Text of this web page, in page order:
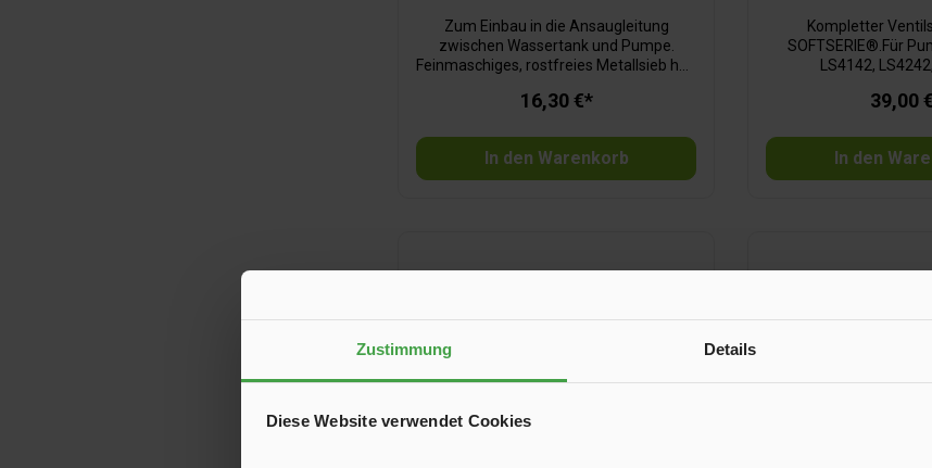
Zustimmung Details
Diese Website verwendet Cookies
Zum Einbau in die Ansaugleitung
zwischen Wassertank und Pumpe.
Feinmaschiges, rostfreies Metallsieb hält
Daten: Sieb: Metall; Maschenweite: 0,3
16,30 €*
In den Warenkorb
Kompletter
SOFTSERIE®.Für
LS4142,
39,00
In den